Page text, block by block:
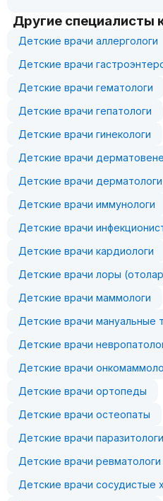
Другие специалисты
Детские врачи аллергологи
Детские врачи
Детские врачи гематологи
Детские врачи гепатологи
Детские врачи гинекологи
Детские врачи
Детские врачи дерматологи
Детские врачи иммунологи
Детские врачи
Детские врачи кардиологи
Детские врачи лоры
Детские врачи маммологи
Детские врачи мануальные
Детские врачи
Детские врачи
Детские врачи ортопеды
Детские врачи остеопаты
Детские врачи паразитологи
Детские врачи ревматологи
Детские врачи сосудистые